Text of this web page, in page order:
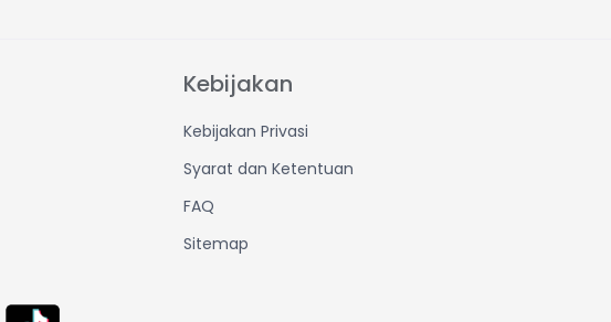
Kebijakan
Kebijakan Privasi
Syarat dan Ketentuan
FAQ
Sitemap